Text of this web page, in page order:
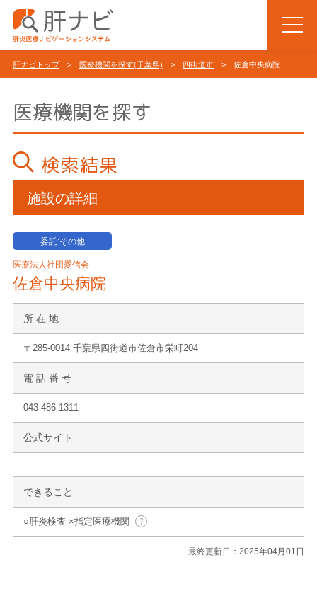
肝ナビトップ> 医療機関を探す(千葉県) > 四街道市 > 佐倉中央病院
医療機関を探す
検索結果
施設の詳細
委託:その他
医療法人社団愛信会
佐倉中央病院
所 在 地
〒285-0014 千葉県四街道市佐倉市栄町204
電 話 番 号
043-486-1311
公式サイト
できること
○肝炎検査 ×指定医療機関
最終更新日：2025年04月01日